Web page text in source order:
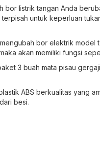
bor listrik tangan Anda
untuk keperluan
bor elektrik
akan memiliki fungsi
3 buah mata pisau
ABS berkualitas yang
besi.